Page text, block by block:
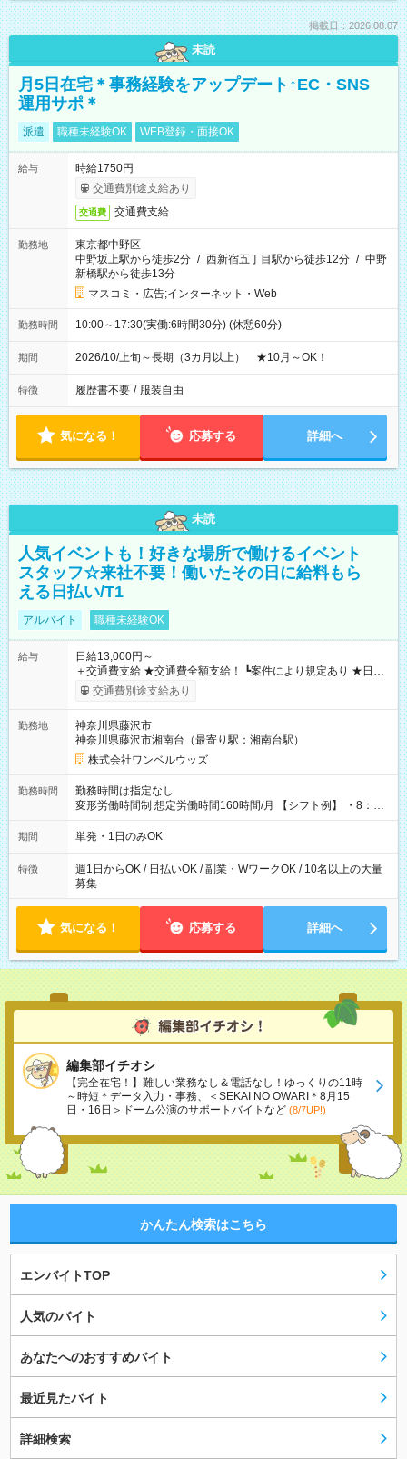
掲載日：2026.08.07
未読
月5日在宅＊事務経験をアップデート↑EC・SNS
運用サポ＊
派遣 職種未経験OK WEB登録・面接OK
給与
時給1750円
交通費別途支給あり
交通費 交通費支給
勤務地
東京都中野区
中野坂上駅から徒歩2分 / 西新宿五丁目駅から徒歩12分 / 中野
新橋駅から徒歩13分
マスコミ・広告;インターネット・Web
勤務時間 10:00～17:30(実働:6時間30分) (休憩60分)
期間 2026/10/上旬～長期（3カ月以上） ★10月～OK！
特徴 履歴書不要 / 服装自由
気になる！ 応募する 詳細へ
未読
人気イベントも！好きな場所で働けるイベント
スタッフ☆来社不要！働いたその日に給料もら
える日払い/T1
アルバイト 職種未経験OK
給与
日給13,000円～
＋交通費支給 ★交通費全額支給！ ┗案件により規定あり ★日払
いOK！（規定あり） ┗働いたその日に現金GET♪ お仕事後はコ
ンビニATMから 日払い分を引き落とせます！ 【試用期間】試
交通費別途支給あり
勤務地
神奈川県藤沢市
神奈川県藤沢市湘南台（最寄り駅：湘南台駅）
株式会社ワンベルウッズ
勤務時間
勤務時間は指定なし
変形労働時間制 想定労働時間160時間/月 【シフト例】 ・8：00
～21：00
期間 単発・1日のみOK
特徴
週1日からOK / 日払いOK / 副業・WワークOK / 10名以上の大量
募集
気になる！ 応募する 詳細へ
編集部イチオシ
【完全在宅！】難しい業務なし＆電話なし！ゆっくりの11時
～時短＊データ入力・事務、＜SEKAI NO OWARI＊8月15
日・16日＞ドーム公演のサポートバイトなど (8/7UP!)
かんたん検索はこちら
エンバイトTOP
人気のバイト
あなたへのおすすめバイト
最近見たバイト
詳細検索